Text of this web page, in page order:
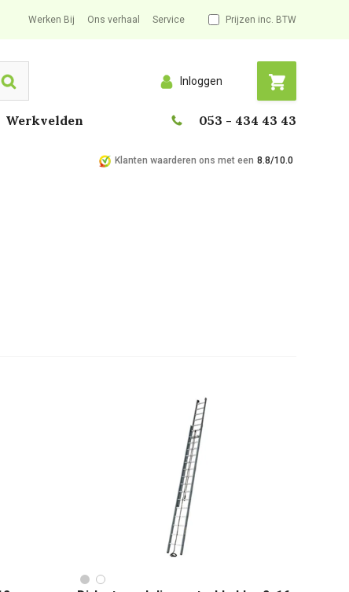
Werken Bij Ons verhaal Service Prijzen inc. BTW
Search Inloggen
Werkvelden 053 - 434 43 43
Klanten waarderen ons met een 8.8/10.0